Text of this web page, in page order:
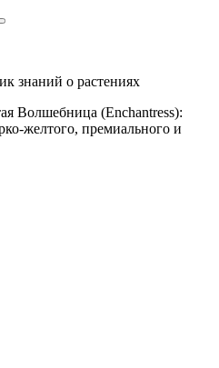
знаний о растениях
Волшебница (Enchantress):
желтого, премиального и